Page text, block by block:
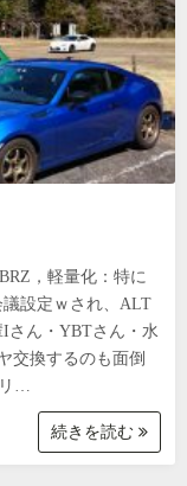
，軽量化：特に
議設定ｗされ、ALT
Iさん・YBTさん・水
交換するのも面倒
リ…
続きを読む